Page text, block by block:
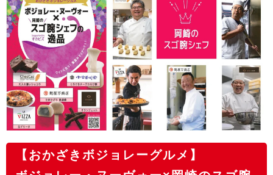
【おかざきボジョレーグルメ】